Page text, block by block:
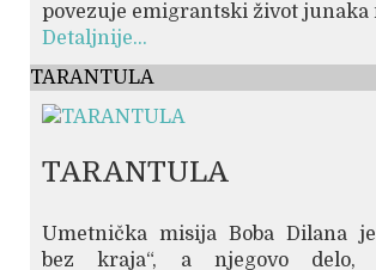
povezuje emigrantski život junaka
Detaljnije...
TARANTULA
TARANTULA
Umetnička misija Boba Dilana
bez kraja“, a njegovo